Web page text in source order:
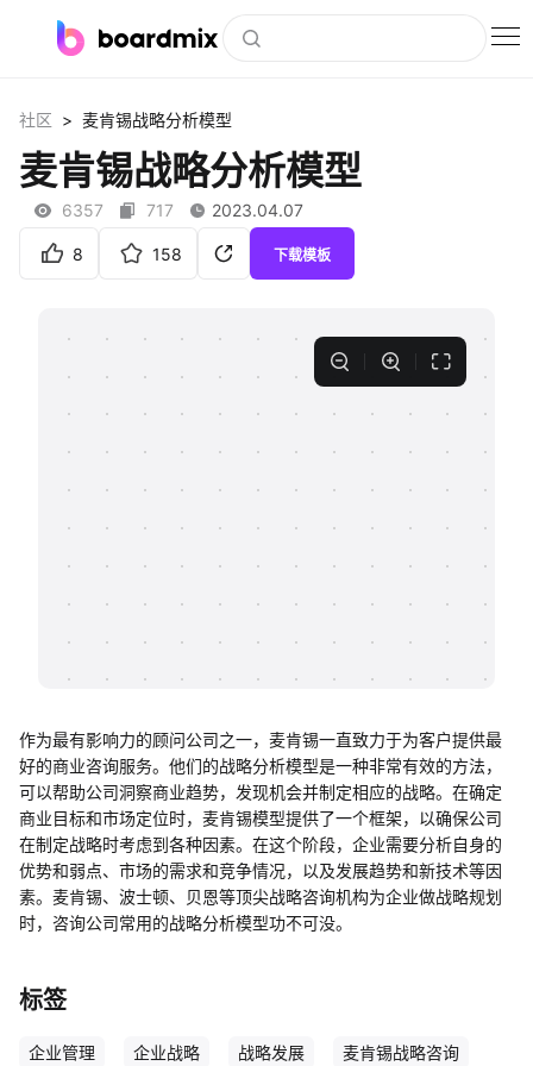
社区资源
下载
社区 > 麦肯锡战略分析模型
麦肯锡战略分析模型
6357 717 2023.04.07
8 158 下载模板
作为最有影响力的顾问公司之一，麦肯锡一直致力于为客户提供最
好的商业咨询服务。他们的战略分析模型是一种非常有效的方法，
可以帮助公司洞察商业趋势，发现机会并制定相应的战略。在确定
商业目标和市场定位时，麦肯锡模型提供了一个框架，以确保公司
在制定战略时考虑到各种因素。在这个阶段，企业需要分析自身的
优势和弱点、市场的需求和竞争情况，以及发展趋势和新技术等因
素。麦肯锡、波士顿、贝恩等顶尖战略咨询机构为企业做战略规划
时，咨询公司常用的战略分析模型功不可没。
标签
企业管理 企业战略 战略发展 麦肯锡战略咨询